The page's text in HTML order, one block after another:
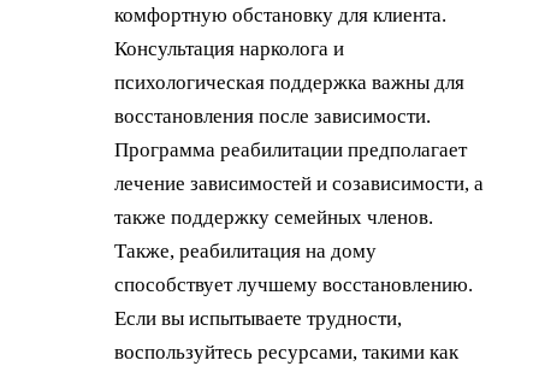
комфортную обстановку для клиента.
Консультация нарколога и
психологическая поддержка важны для
восстановления после зависимости.
Программа реабилитации предполагает
лечение зависимостей и созависимости, а
также поддержку семейных членов.
Также, реабилитация на дому
способствует лучшему восстановлению.
Если вы испытываете трудности,
воспользуйтесь ресурсами, такими как